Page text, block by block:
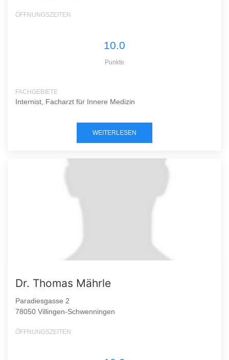
ÖFFNUNGSZEITEN
10.0
Punkte
FACHGEBIETE
Internist, Facharzt für Innere Medizin
WEITERLESEN
Dr. Thomas Mährle
Paradiesgasse 2
78050 Villingen-Schwenningen
ÖFFNUNGSZEITEN